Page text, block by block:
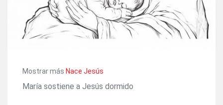
Mostrar más Nace Jesús
María sostiene a Jesús dormido